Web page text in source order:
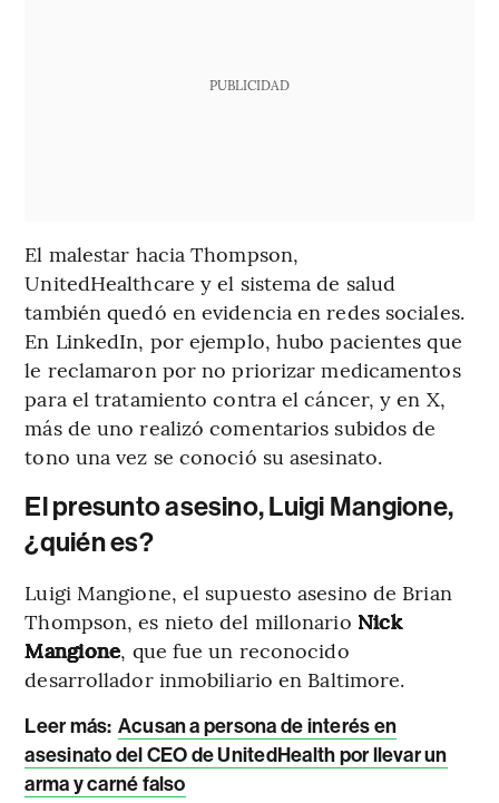
PUBLICIDAD
El malestar hacia Thompson,
UnitedHealthcare y el sistema de salud
también quedó en evidencia en redes sociales.
En LinkedIn, por ejemplo, hubo pacientes que
le reclamaron por no priorizar medicamentos
para el tratamiento contra el cáncer, y en X,
más de uno realizó comentarios subidos de
tono una vez se conoció su asesinato.
El presunto asesino, Luigi Mangione,
¿quién es?
Luigi Mangione, el supuesto asesino de Brian
Thompson, es nieto del millonario Nick
Mangione, que fue un reconocido
desarrollador inmobiliario en Baltimore.
Leer más: Acusan a persona de interés en
asesinato del CEO de UnitedHealth por llevar un
arma y carné falso